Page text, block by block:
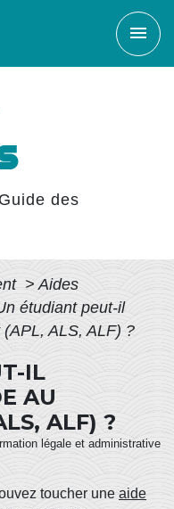
menu
Guide des
> Aides
étudiant peut-il
ALS, ALF) ?
IL
AU
ALF) ?
légale et administrative
toucher une aide